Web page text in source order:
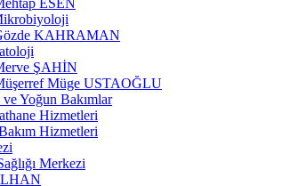
KAHRAMAN
ŞAHİN
Müge USTAOĞLU
Yoğun Bakımlar
Hizmetleri
Hizmetleri
Merkezi